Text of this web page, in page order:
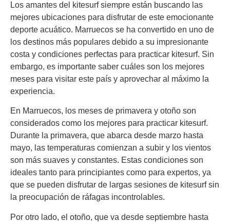
Los amantes del kitesurf siempre están buscando las
mejores ubicaciones para disfrutar de este emocionante
deporte acuático. Marruecos se ha convertido en uno de
los destinos más populares debido a su impresionante
costa y condiciones perfectas para practicar kitesurf. Sin
embargo, es importante saber cuáles son los mejores
meses para visitar este país y aprovechar al máximo la
experiencia.
En Marruecos, los meses de primavera y otoño son
considerados como los mejores para practicar kitesurf.
Durante la primavera, que abarca desde marzo hasta
mayo, las temperaturas comienzan a subir y los vientos
son más suaves y constantes. Estas condiciones son
ideales tanto para principiantes como para expertos, ya
que se pueden disfrutar de largas sesiones de kitesurf sin
la preocupación de ráfagas incontrolables.
Por otro lado, el otoño, que va desde septiembre hasta